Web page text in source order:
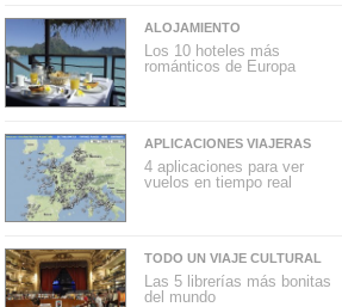
ALOJAMIENTO
Los 10 hoteles más
románticos de Europa
APLICACIONES VIAJERAS
4 aplicaciones para ver
vuelos en tiempo real
TODO UN VIAJE CULTURAL
Las 5 librerías más bonitas
del mundo